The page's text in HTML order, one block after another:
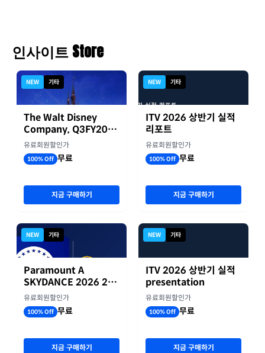
인사이트 Store
NEW 기타
The Walt Disney
Company, Q3FY2026
실적자료
유료회원할인가
100% Off 무료
지금 구매하기
NEW 기타
Paramount A
SKYDANCE 2026 2분
기 실적
유료회원할인가
100% Off 무료
지금 구매하기
NEW 기타
ITV 2026 상반기 실적
리포트
유료회원할인가
100% Off 무료
지금 구매하기
NEW 기타
ITV 2026 상반기 실적
presentation
유료회원할인가
100% Off 무료
지금 구매하기